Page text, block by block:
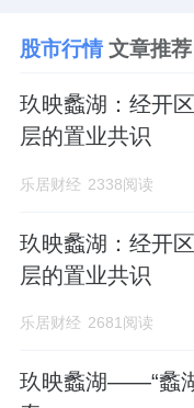
股市行情文章推荐
玖映蠡湖：经开
层的置业共识
乐居财经 2338阅读
玖映蠡湖：经开
层的置业共识
乐居财经 2681阅读
玖映蠡湖——“蠡